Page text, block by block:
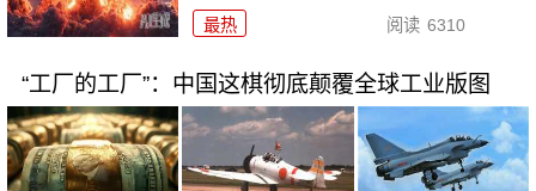
最热 阅读 6310
“工厂的工厂”：中国这棋彻底颠覆全球工业版图